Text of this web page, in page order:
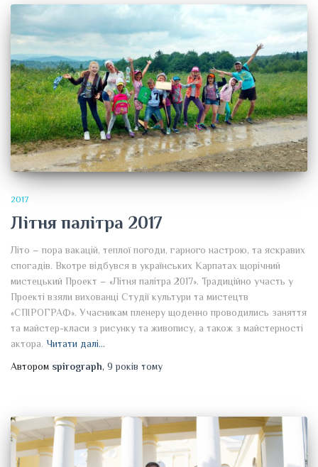
2017
Літня палітра 2017
Літо – пора вакацій, теплої погоди, гарного настрою, та яскравих
спогадів. Вкотре відбувся в українських Карпатах щорічний
мистецький Проект – «Літня палітра 2017». Традиційно участь у
Проекті взяли вихованці Студії культури та мистецтв
«СПІРОГРАФ». Учасникам пленеру щоденно проводились заняття
та майстер-класи з рисунку та живопису, а також з майстерності
актора. Читати далі…
Автором spirograph, 9 років тому